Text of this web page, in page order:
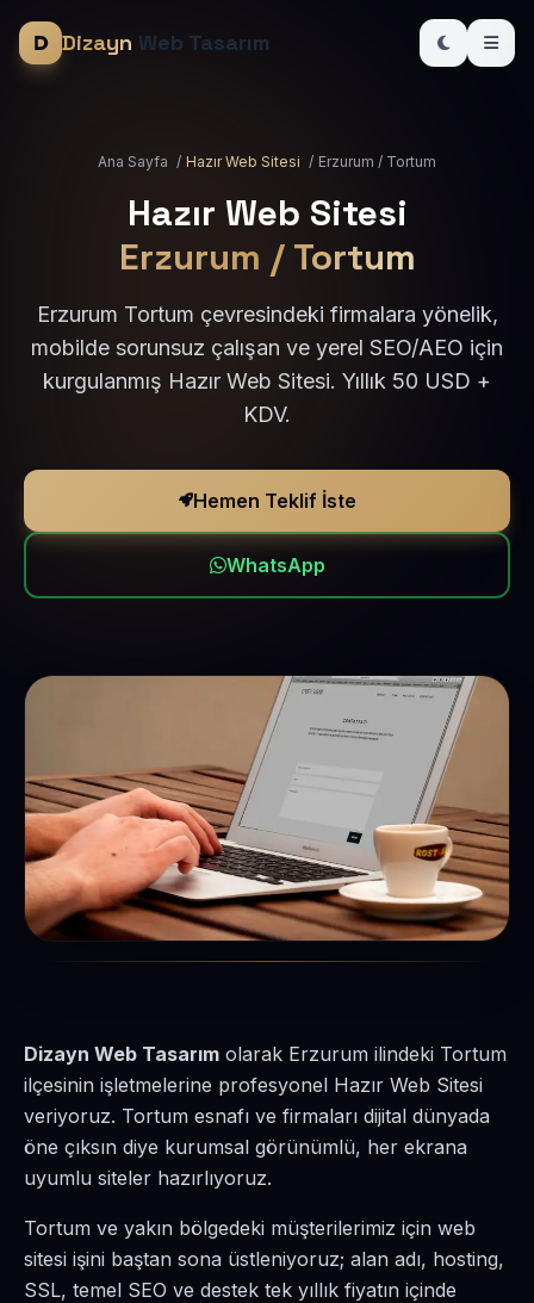
Dizayn Web Tasarım
Ana Sayfa / Hazır Web Sitesi / Erzurum / Tortum
Hazır Web Sitesi
Erzurum / Tortum
Erzurum Tortum çevresindeki firmalara yönelik,
mobilde sorunsuz çalışan ve yerel SEO/AEO için
kurgulanmış Hazır Web Sitesi. Yıllık 50 USD +
KDV.
Hemen Teklif İste
WhatsApp
Dizayn Web Tasarım olarak Erzurum ilindeki Tortum
ilçesinin işletmelerine profesyonel Hazır Web Sitesi
veriyoruz. Tortum esnafı ve firmaları dijital dünyada
öne çıksın diye kurumsal görünümlü, her ekrana
uyumlu siteler hazırlıyoruz.
Tortum ve yakın bölgedeki müşterilerimiz için web
sitesi işini baştan sona üstleniyoruz; alan adı, hosting,
SSL, temel SEO ve destek tek yıllık fiyatın içinde